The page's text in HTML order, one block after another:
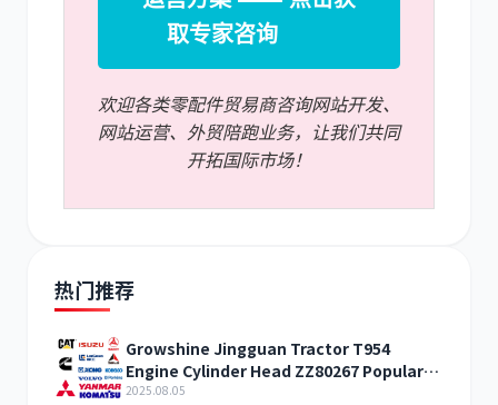
取专家咨询
欢迎各类零配件贸易商咨询网站开发、
网站运营、外贸陪跑业务，让我们共同
开拓国际市场！
热门推荐
Growshine Jingguan Tractor T954
Engine Cylinder Head ZZ80267 Popular
Products
2025.08.05